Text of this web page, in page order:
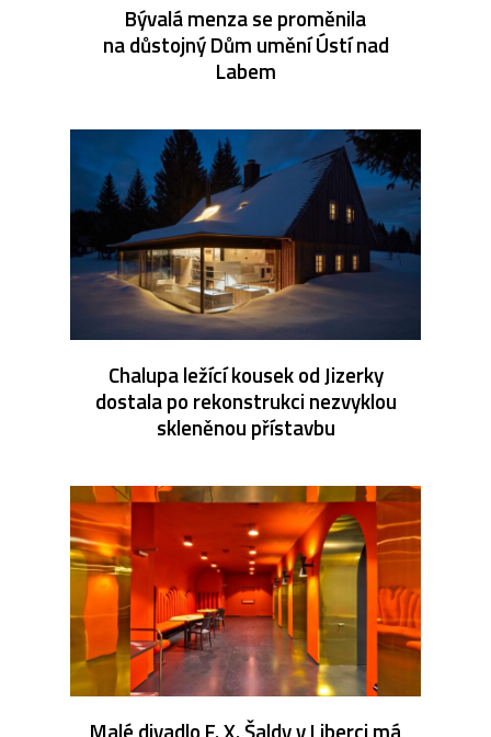
Bývalá menza se proměnila
na důstojný Dům umění Ústí nad
Labem
Chalupa ležící kousek od Jizerky
dostala po rekonstrukci nezvyklou
skleněnou přístavbu